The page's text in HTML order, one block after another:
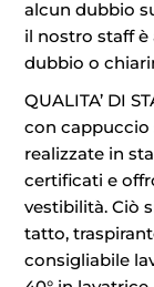
alcun dubbio
il nostro staff è
dubbio o
QUALITA’ DI
con cappuccio
realizzate in
certificati e
vestibilità. Ciò
tatto,
consigliabile